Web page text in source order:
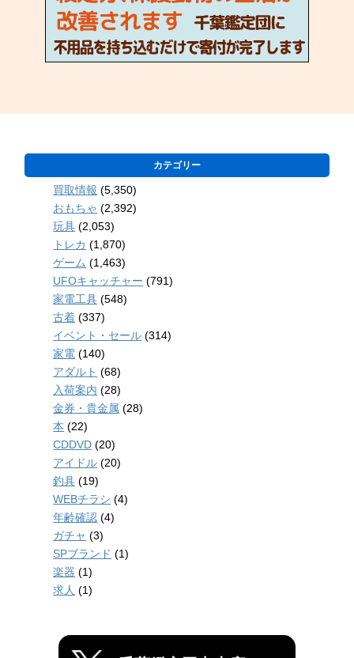
カテゴリー
買取情報 (5,350)
おもちゃ (2,392)
玩具 (2,053)
トレカ (1,870)
ゲーム (1,463)
UFOキャッチャー (791)
家電工具 (548)
古着 (337)
イベント・セール (314)
家電 (140)
アダルト (68)
入荷案内 (28)
金券・貴金属 (28)
本 (22)
CDDVD (20)
アイドル (20)
釣具 (19)
WEBチラシ (4)
年齢確認 (4)
ガチャ (3)
SPブランド (1)
楽器 (1)
求人 (1)